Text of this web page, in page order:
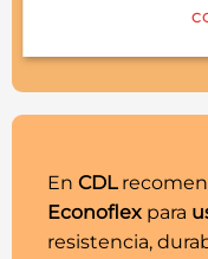
En CDL
Econoflexpara
resistencia,